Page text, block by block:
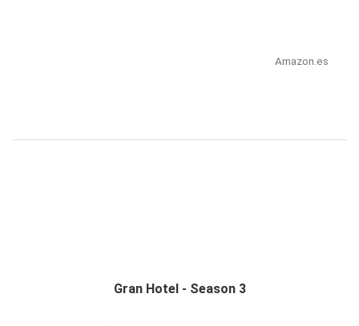
Amazon.es
Gran Hotel - Season 3